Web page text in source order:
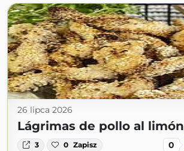
26 lipca 2026
Lágrimas de pollo al limón
3 0 Zapisz 0